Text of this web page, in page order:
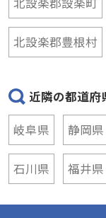
北設楽郡豊根村
岐阜県
静岡県
石川県 福井県
愛知県名古屋